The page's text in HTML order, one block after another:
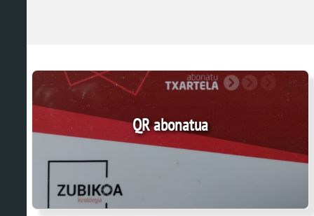
QR abonatua